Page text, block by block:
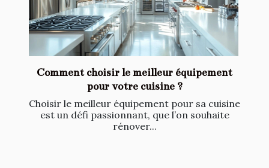
Comment choisir le meilleur équipement
pour votre cuisine ?
Choisir le meilleur équipement pour sa cuisine
est un défi passionnant, que l’on souhaite
rénover...